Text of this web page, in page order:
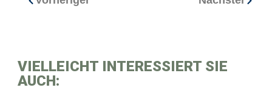
VIELLEICHT INTERESSIERT SIE
AUCH: